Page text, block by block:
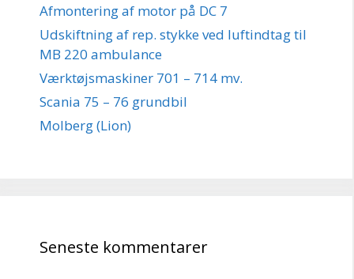
Afmontering af motor på DC 7
Udskiftning af rep. stykke ved luftindtag til
MB 220 ambulance
Værktøjsmaskiner 701 – 714 mv.
Scania 75 – 76 grundbil
Molberg (Lion)
Seneste kommentarer